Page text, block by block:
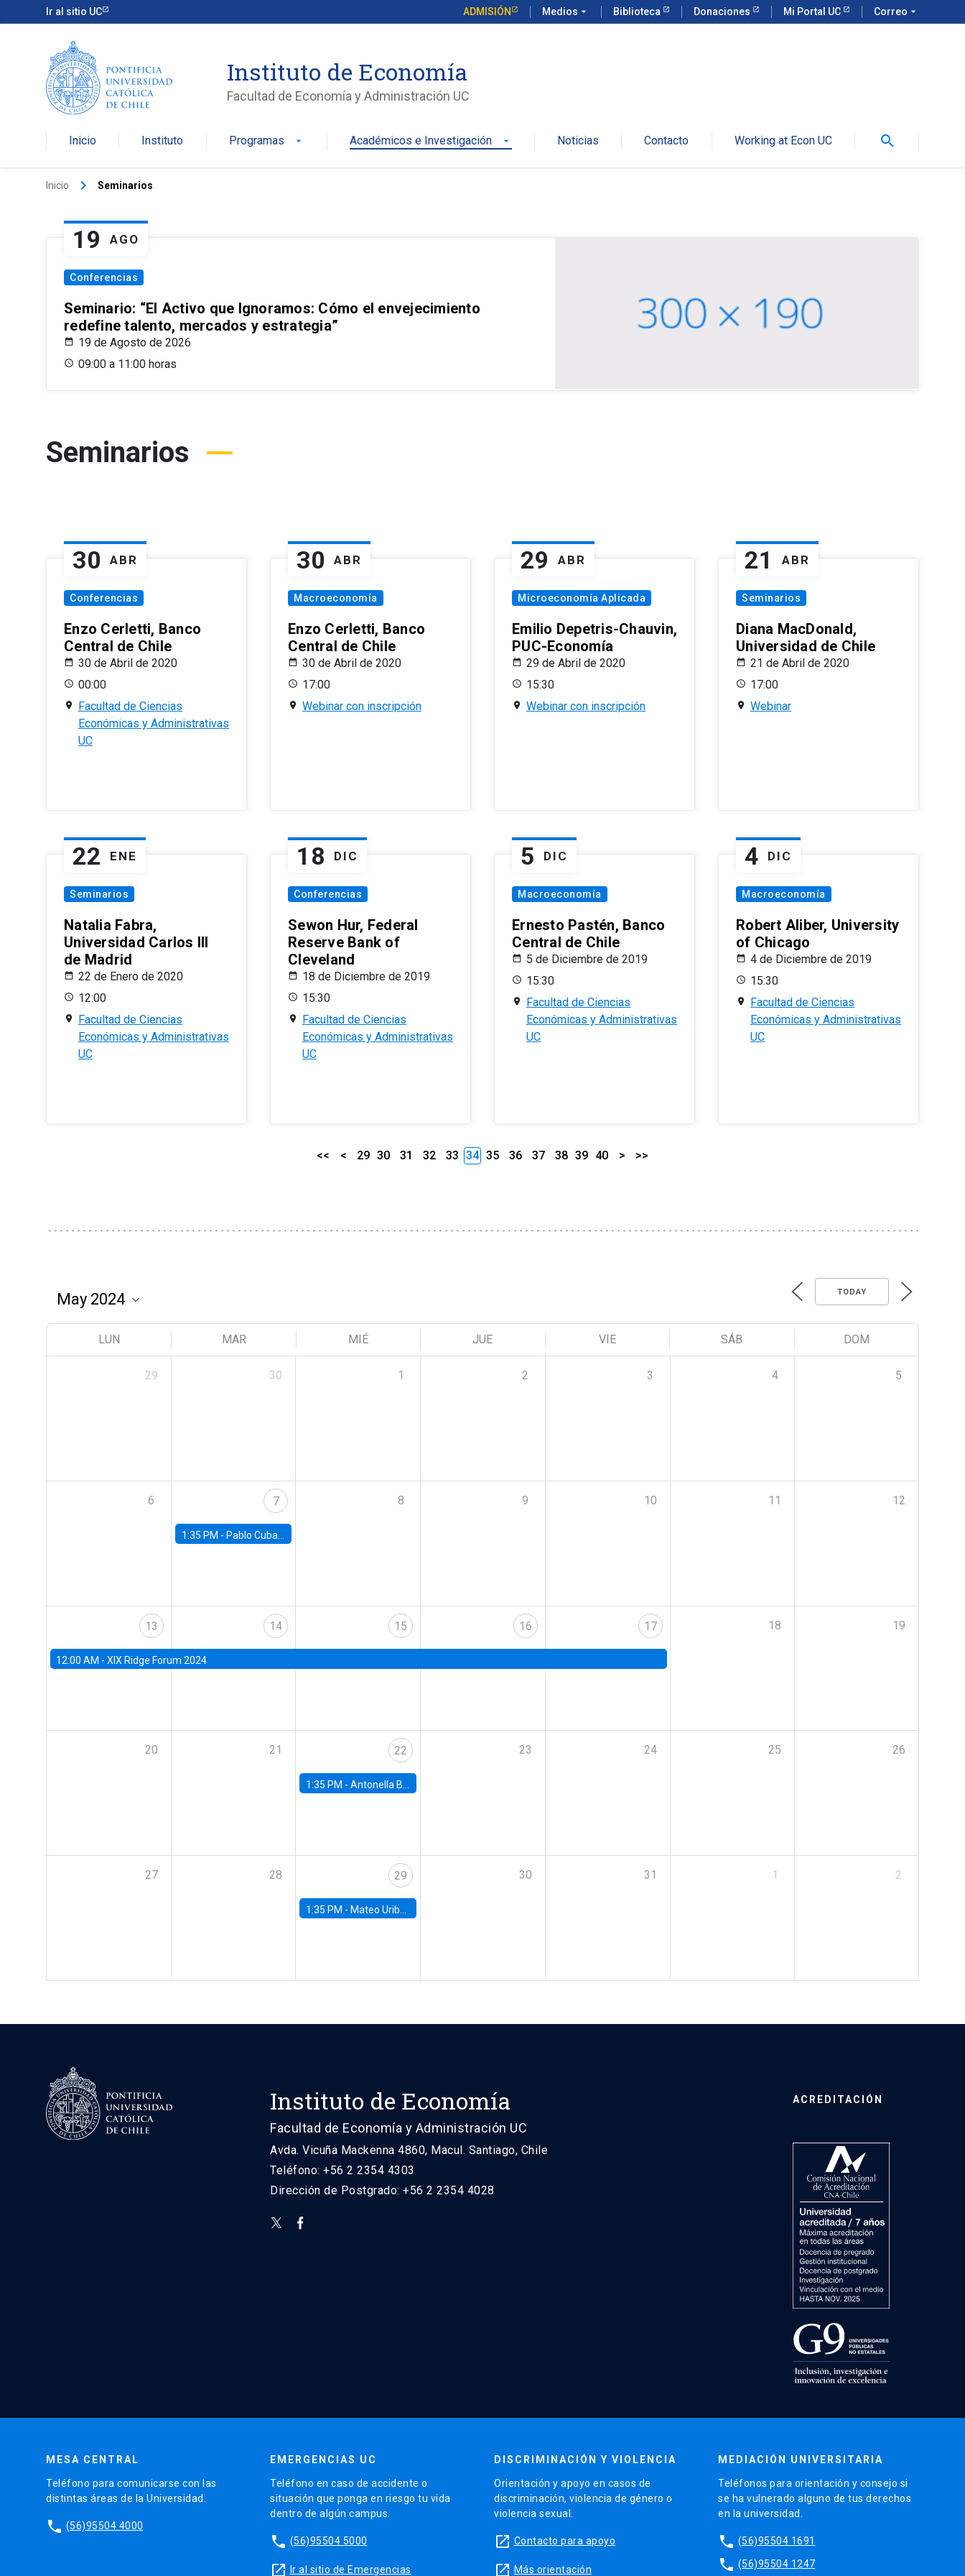
Ir al sitio UC ADMISIÓN Medios arrow_drop_down Biblioteca Donaciones Mi Portal UC Correo arrow_drop_down
Instituto de Economía
Facultad de Economía y Administración UC
Inicio Instituto Programas arrow_drop_down Académicos e Investigación arrow_drop_down Noticias Contacto Working at Econ UC search
Inicio keyboard_arrow_right Seminarios
19 AGO
Conferencias
Seminario: “El Activo que Ignoramos: Cómo el envejecimiento
redefine talento, mercados y estrategia”
19 de Agosto de 2026
09:00 a 11:00 horas
Seminarios
30 ABR
Conferencias
Enzo Cerletti, Banco
Central de Chile
30 de Abril de 2020
00:00
Facultad de Ciencias
Económicas y Administrativas
UC
30 ABR
Macroeconomía
Enzo Cerletti, Banco
Central de Chile
30 de Abril de 2020
17:00
Webinar con inscripción
29 ABR
Microeconomía Aplicada
Emilio Depetris-Chauvin,
PUC-Economía
29 de Abril de 2020
15:30
Webinar con inscripción
21 ABR
Seminarios
Diana MacDonald,
Universidad de Chile
21 de Abril de 2020
17:00
Webinar
22 ENE
Seminarios
Natalia Fabra,
Universidad Carlos III
de Madrid
22 de Enero de 2020
12:00
Facultad de Ciencias
Económicas y Administrativas
UC
18 DIC
Conferencias
Sewon Hur, Federal
Reserve Bank of
Cleveland
18 de Diciembre de 2019
15:30
Facultad de Ciencias
Económicas y Administrativas
UC
5 DIC
Macroeconomía
Ernesto Pastén, Banco
Central de Chile
5 de Diciembre de 2019
15:30
Facultad de Ciencias
Económicas y Administrativas
UC
4 DIC
Macroeconomía
Robert Aliber, University
of Chicago
4 de Diciembre de 2019
15:30
Facultad de Ciencias
Económicas y Administrativas
UC
<< < 29 30 31 32 33 34 35 36 37 38 39 40 > >>
TODAY
LUN MAR MIÉ JUE VIE SÁB DOM
29 30 1 2 3 4 5
6 7
1:35 PM - Pablo Cuba, FED Board
8 9 10 11 12
13
12:00 AM - XIX Ridge Forum 2024
14 15 16 17 18 19
20 21 22
1:35 PM -Antonella Bancalari, Institute for Fiscal Studies (IFS) and Research Associate at University College London (UCL)
23 24 25 26
27 28 29
1:35 PM - Mateo Uribe-Castro, Universidad de los Andes (Colombia)
30 31 1 2
Instituto de Economía
Facultad de Economía y Administración UC
Avda. Vicuña Mackenna 4860, Macul. Santiago, Chile
Teléfono: +56 2 2354 4303
Dirección de Postgrado: +56 2 2354 4028
ACREDITACIÓN
MESA CENTRAL
Teléfono para comunicarse con las
distintas áreas de la Universidad.
phone (56)95504 4000
EMERGENCIAS UC
Teléfono en caso de accidente o
situación que ponga en riesgo tu vida
dentro de algún campus.
phone (56)95504 5000
launch Ir al sitio de Emergencias
DISCRIMINACIÓN Y VIOLENCIA
Orientación y apoyo en casos de
discriminación, violencia de género o
violencia sexual.
launch Contacto para apoyo
launch Más orientación
MEDIACIÓN UNIVERSITARIA
Teléfonos para orientación y consejo si
se ha vulnerado alguno de tus derechos
en la universidad.
phone (56)95504 1691
phone (56)95504 1247